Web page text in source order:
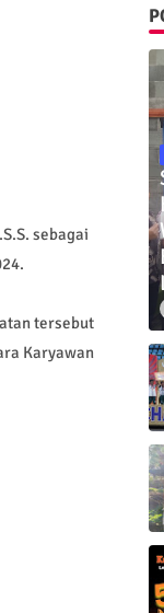
sebagai
tersebut
Karyawan